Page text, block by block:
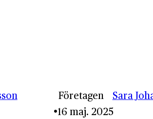
Företagen
Sara
16 maj. 2025